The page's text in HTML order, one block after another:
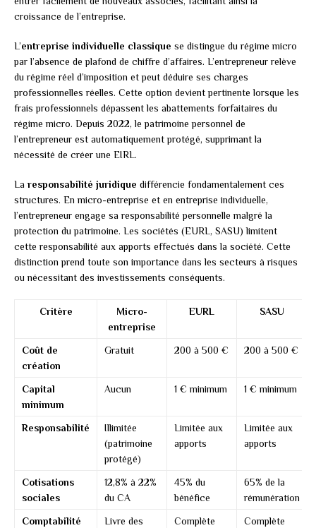
croissance de l’entreprise.
L’entreprise individuelle classique se distingue du régime micro
par l’absence de plafond de chiffre d’affaires. L’entrepreneur relève
du régime réel d’imposition et peut déduire ses charges
professionnelles réelles. Cette option devient pertinente lorsque les
frais professionnels dépassent les abattements forfaitaires du
régime micro. Depuis 2022, le patrimoine personnel de
l’entrepreneur est automatiquement protégé, supprimant la
nécessité de créer une EIRL.
La responsabilité juridique différencie fondamentalement ces
structures. En micro-entreprise et en entreprise individuelle,
l’entrepreneur engage sa responsabilité personnelle malgré la
protection du patrimoine. Les sociétés (EURL, SASU) limitent
cette responsabilité aux apports effectués dans la société. Cette
distinction prend toute son importance dans les secteurs à risques
ou nécessitant des investissements conséquents.
Critère
Micro-
entreprise
EURL SASU
Coût de
création
Gratuit 200 à 500 € 200 à 500 €
Capital
minimum
Aucun 1 € minimum 1 € minimum
Responsabilité
Illimitée
(patrimoine
protégé)
Limitée aux
apports
Limitée aux
apports
Cotisations
sociales
12,8% à 22%
du CA
45% du
bénéfice
65% de la
rémunération
Comptabilité
Livre des
Complète
Complète